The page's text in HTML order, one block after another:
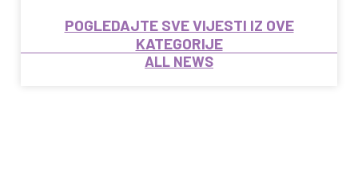
POGLEDAJTE SVE VIJESTI IZ OVE
KATEGORIJE
ALL NEWS